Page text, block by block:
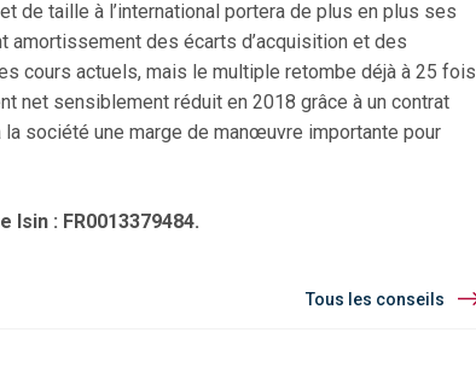
de taille à l’international portera de plus en plus ses
amortissement des écarts d’acquisition et des
cours actuels, mais le multiple retombe déjà à 25 fois
net sensiblement réduit en 2018 grâce à un contrat
société une marge de manœuvre importante pour
Isin : FR0013379484.
Tous les conseils